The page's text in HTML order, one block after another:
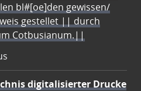
bl#[oe]den gewissen/
gestellet || durch
Cotbusianum.||
digitalisierter Drucke